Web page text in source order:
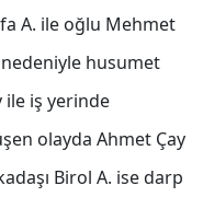
A. ile oğlu Mehmet
husumet
ile iş yerinde
olayda Ahmet Çay
Birol A. ise darp